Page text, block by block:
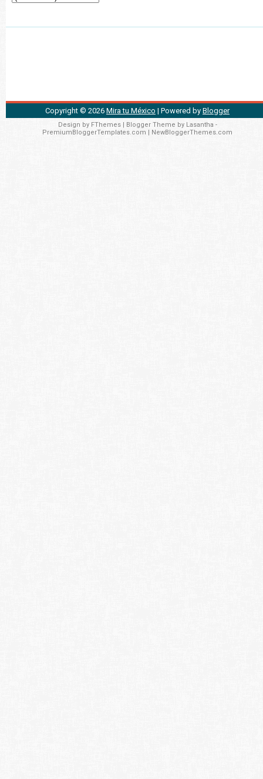
Copyright © 2026 Mira tu México | Powered by Blogger
Design by FThemes| Blogger Theme by Lasantha -
PremiumBloggerTemplates.com
NewBloggerThemes.com